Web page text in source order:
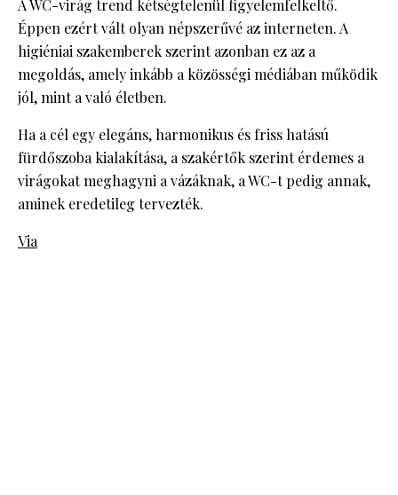
A WC-virág trend kétségtelenül figyelemfelkeltő.
Éppen ezért vált olyan népszerűvé az interneten. A
higiéniai szakemberek szerint azonban ez az a
megoldás, amely inkább a közösségi médiában működik
jól, mint a való életben.
Ha a cél egy elegáns, harmonikus és friss hatású
fürdőszoba kialakítása, a szakértők szerint érdemes a
virágokat meghagyni a vázáknak, a WC-t pedig annak,
aminek eredetileg tervezték.
Via